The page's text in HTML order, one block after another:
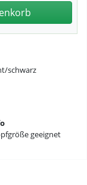
schwarz
geeignet